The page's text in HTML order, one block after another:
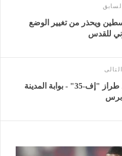
ويحذر من تغيير الوضع
للقدس
التالى
تحطم مقاتلة أميركية من طراز "إف-35" - بوابة المدينة
برس